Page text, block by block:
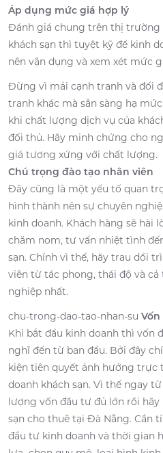
Áp dụng mức giá hợp lý
Đánh giá chung trên thị trường
khách sạn thì tuyệt kỹ để kinh
nên vận dụng và xem xét mức
Đừng vì mải cạnh tranh và đối
tranh khác mà sẵn sàng hạ
khi chất lượng dịch vụ của
đối thủ. Hãy minh chứng cho
giá tương xứng với chất lượng.
Chú trọng đào tạo nhân viên
Đây cũng là một yếu tố quan
hình thành nên sự chuyên
kinh doanh. Khách hàng sẽ hài
chăm nom, tư vấn nhiệt tình
sạn. Chính vì thế, hãy trau dồi
viên từ tác phong, thái độ và cả
nghiệp nhất.
chu-trong-dao-tao-nhan-su
Khi bắt đầu kinh doanh thì vốn
nghĩ đến từ ban đầu. Bởi đây
kiện tiên quyết ảnh hưởng trực
doanh khách sạn. Vì thế ngay
lượng vốn đầu tư đủ lớn rồi hãy
sạn cho thuê tại Đà Nẵng. Cần
đầu tư kinh doanh và thời gian